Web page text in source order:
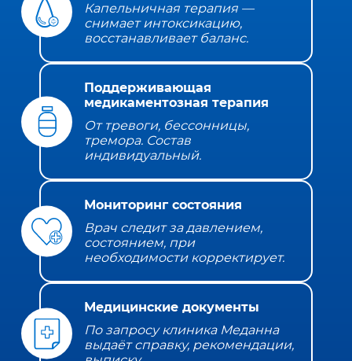
Капельничная терапия —
снимает интоксикацию,
восстанавливает баланс.
Поддерживающая
медикаментозная терапия
От тревоги, бессонницы,
тремора. Состав
индивидуальный.
Мониторинг состояния
Врач следит за давлением,
состоянием, при
необходимости корректирует.
Медицинские документы
По запросу клиника Меданна
выдаёт справку, рекомендации,